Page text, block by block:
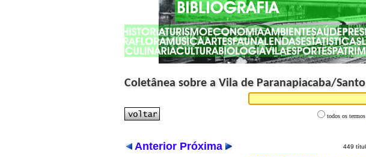
Coletânea sobre a Vila de Paranapiacaba/
todos os termos
Anterior Próxima 449